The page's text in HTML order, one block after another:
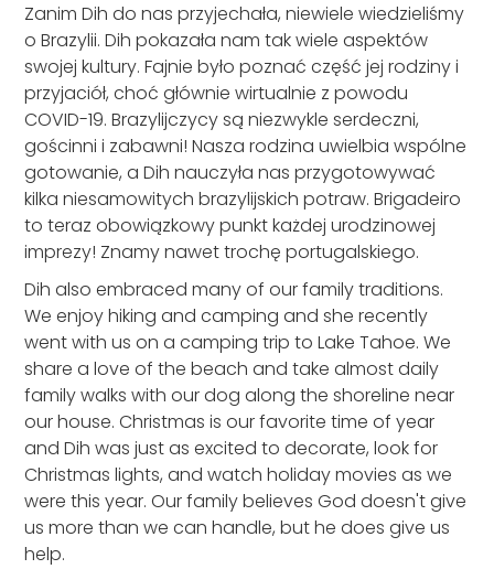
Zanim Dih do nas przyjechała, niewiele wiedzieliśmy
o Brazylii. Dih pokazała nam tak wiele aspektów
swojej kultury. Fajnie było poznać część jej rodziny i
przyjaciół, choć głównie wirtualnie z powodu
COVID-19. Brazylijczycy są niezwykle serdeczni,
gościnni i zabawni! Nasza rodzina uwielbia wspólne
gotowanie, a Dih nauczyła nas przygotowywać
kilka niesamowitych brazylijskich potraw. Brigadeiro
to teraz obowiązkowy punkt każdej urodzinowej
imprezy! Znamy nawet trochę portugalskiego.
Dih also embraced many of our family traditions.
We enjoy hiking and camping and she recently
went with us on a camping trip to Lake Tahoe. We
share a love of the beach and take almost daily
family walks with our dog along the shoreline near
our house. Christmas is our favorite time of year
and Dih was just as excited to decorate, look for
Christmas lights, and watch holiday movies as we
were this year. Our family believes God doesn't give
us more than we can handle, but he does give us
help.